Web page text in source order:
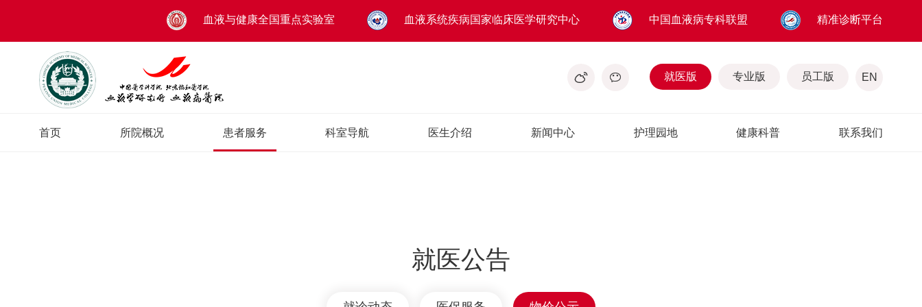
血液与健康全国重点实验室 血液系统疾病国家临床医学研究中心 中国血液病专科联盟 精准诊断平台
就医版 专业版 员工版 EN
首页 所院概况 患者服务 科室导航 医生介绍 新闻中心 护理园地 健康科普 联系我们
就医公告